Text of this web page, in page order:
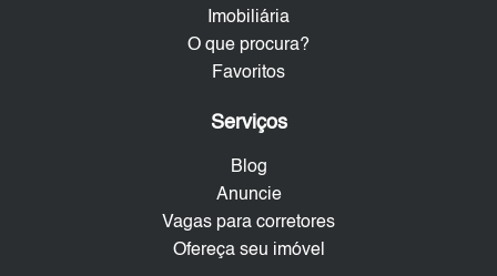
Imobiliária
O que procura?
Favoritos
Serviços
Blog
Anuncie
Vagas para corretores
Ofereça seu imóvel